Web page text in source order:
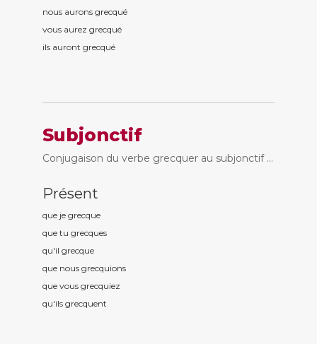
nous aurons grecqué
vous aurez grecqué
ils auront grecqué
Subjonctif
Conjugaison du verbe grecquer au subjonctif ...
Présent
que je grecque
que tu grecques
qu'il grecque
que nous grecquions
que vous grecquiez
qu'ils grecquent